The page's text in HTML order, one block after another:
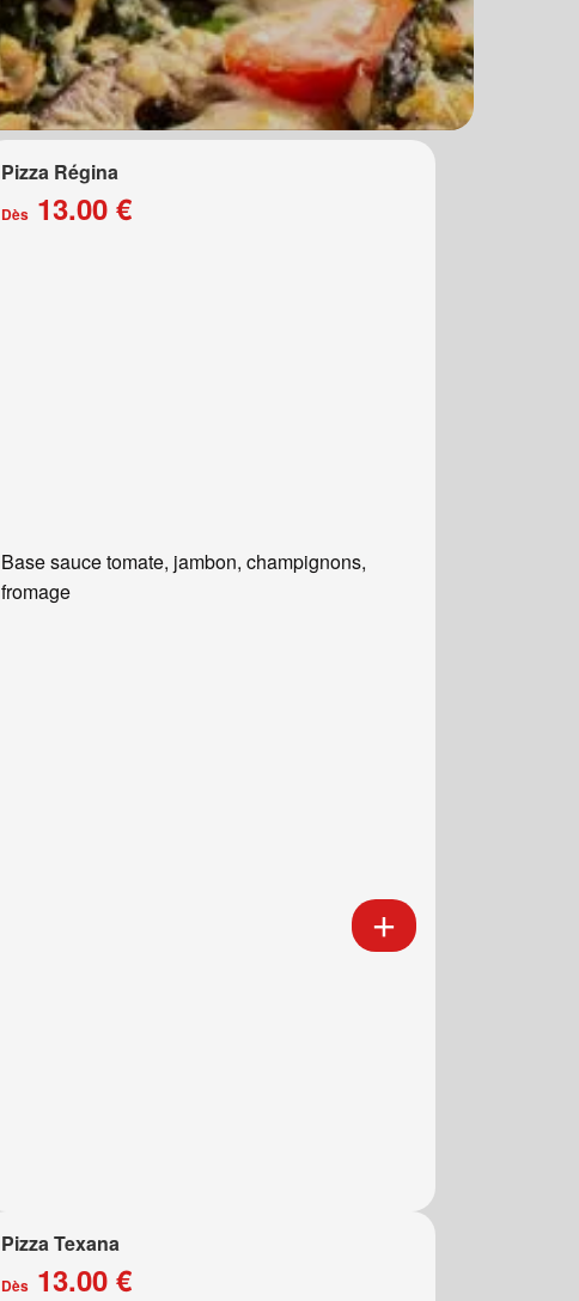
Pizza Régina
Dès 13.00 €
Base sauce tomate, jambon, champignons,
fromage
Pizza Texana
Dès 13.00 €